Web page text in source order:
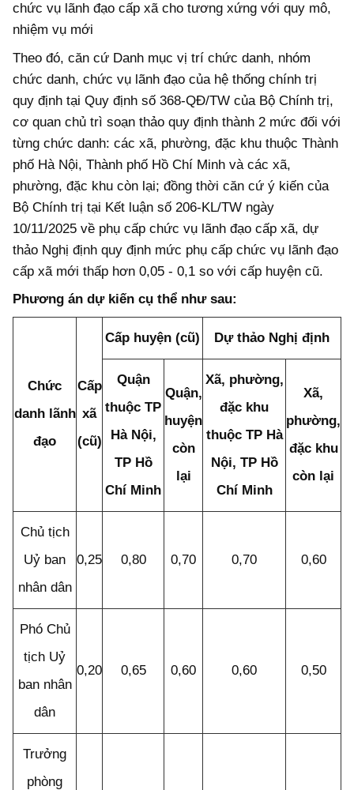
chức vụ lãnh đạo cấp xã cho tương xứng với quy mô,
nhiệm vụ mới
Theo đó, căn cứ Danh mục vị trí chức danh, nhóm
chức danh, chức vụ lãnh đạo của hệ thống chính trị
quy định tại Quy định số 368-QĐ/TW của Bộ Chính trị,
cơ quan chủ trì soạn thảo quy định thành 2 mức đối với
từng chức danh: các xã, phường, đặc khu thuộc Thành
phố Hà Nội, Thành phố Hồ Chí Minh và các xã,
phường, đặc khu còn lại; đồng thời căn cứ ý kiến của
Bộ Chính trị tại Kết luận số 206-KL/TW ngày
10/11/2025 về phụ cấp chức vụ lãnh đạo cấp xã, dự
thảo Nghị định quy định mức phụ cấp chức vụ lãnh đạo
cấp xã mới thấp hơn 0,05 - 0,1 so với cấp huyện cũ.
Phương án dựkiến cụ thể như sau:
Chức
danh lãnh
đạo
Cấp
xã
(cũ)
Cấp huyện (cũ) Dự thảo Nghị định
Quận
thuộc TP
Hà Nội,
TP Hồ
Chí Minh
Quận,
huyện
còn
lại
Xã, phường,
đặc khu
thuộc TP Hà
Nội, TP Hồ
Chí Minh
Xã,
phường,
đặc khu
còn lại
Chủ tịch
Uỷ ban
nhân dân
0,25 0,80 0,70 0,70 0,60
Phó Chủ
tịch Uỷ
ban nhân
dân
0,20 0,65 0,60 0,60 0,50
Trưởng
phòng